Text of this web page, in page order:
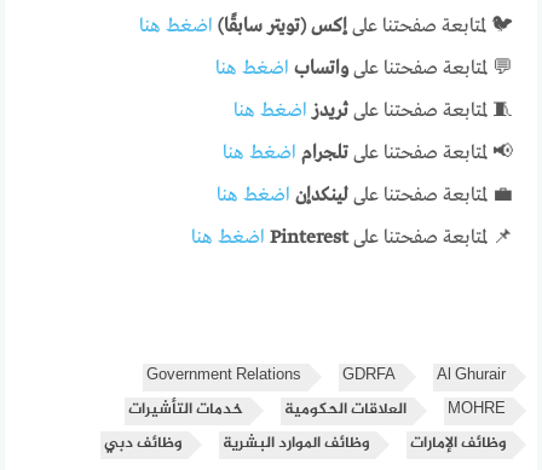
🐦 لمتابعة صفحتنا علىإكس (تويتر سابقًا) اضغط هنا
💬 لمتابعة صفحتنا علىواتساب اضغط هنا
🧵 لمتابعة صفحتنا علىثريدز اضغط هنا
📢 لمتابعة صفحتنا علىتلجرام اضغط هنا
💼 لمتابعة صفحتنا علىلينكدإن اضغط هنا
📌 لمتابعة صفحتنا علىPinterest اضغط هنا
Al Ghurair
GDRFA
Government Relations
MOHRE
العلاقات الحكومية
خدمات التأشيرات
وظائف الإمارات
وظائف الموارد البشرية وظائف دبي